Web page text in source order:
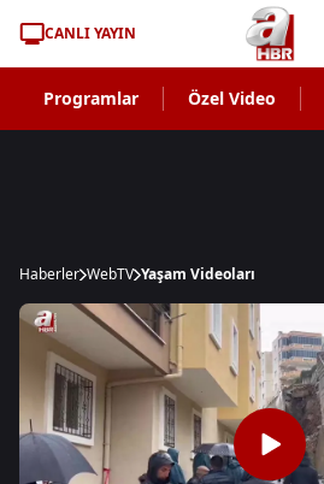
CANLI YAYIN
Programlar Özel Video
Haberler WebTV Yaşam Videoları